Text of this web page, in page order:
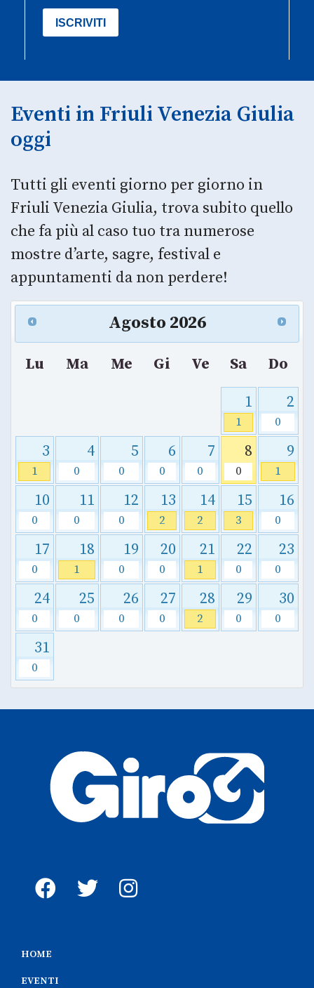
Eventi in Friuli Venezia Giulia
oggi
Tutti gli eventi giorno per giorno in
Friuli Venezia Giulia, trova subito quello
che fa più al caso tuo tra numerose
mostre d’arte, sagre, festival e
appuntamenti da non perdere!
Agosto 2026
Lu Ma Me Gi Ve Sa
Do
1
1
2
0
3
1
4
0
5
0
6
0
7
0
8
0
9
1
10
0
11
0
12
0
13
2
14
2
15
3
16
0
17
0
18
1
19
0
20
0
21
1
22
0
23
0
24
0
25
0
26
0
27
0
28
2
29
0
30
0
31
0
HOME
EVENTI